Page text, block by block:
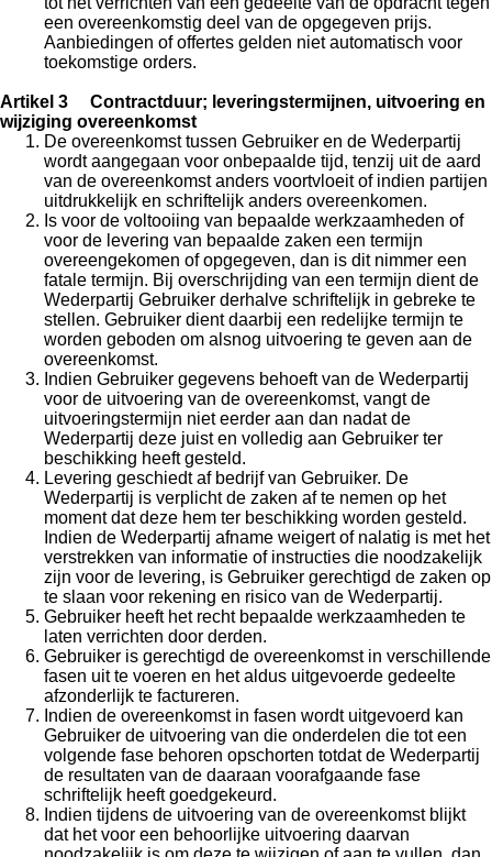
een overeenkomstig deel van de opgegeven prijs.
Aanbiedingen of offertes gelden niet automatisch voor
toekomstige orders.
Artikel 3 Contractduur; leveringstermijnen, uitvoering en
wijziging overeenkomst
De overeenkomst tussen Gebruiker en de Wederpartij
wordt aangegaan voor onbepaalde tijd, tenzij uit de aard
van de overeenkomst anders voortvloeit of indien partijen
uitdrukkelijk en schriftelijk anders overeenkomen.
Is voor de voltooiing van bepaalde werkzaamheden of
voor de levering van bepaalde zaken een termijn
overeengekomen of opgegeven, dan is dit nimmer een
fatale termijn. Bij overschrijding van een termijn dient de
Wederpartij Gebruiker derhalve schriftelijk in gebreke te
stellen. Gebruiker dient daarbij een redelijke termijn te
worden geboden om alsnog uitvoering te geven aan de
overeenkomst.
Indien Gebruiker gegevens behoeft van de Wederpartij
voor de uitvoering van de overeenkomst, vangt de
uitvoeringstermijn niet eerder aan dan nadat de
Wederpartij deze juist en volledig aan Gebruiker ter
beschikking heeft gesteld.
Levering geschiedt af bedrijf van Gebruiker. De
Wederpartij is verplicht de zaken af te nemen op het
moment dat deze hem ter beschikking worden gesteld.
Indien de Wederpartij afname weigert of nalatig is met het
verstrekken van informatie of instructies die noodzakelijk
zijn voor de levering, is Gebruiker gerechtigd de zaken op
te slaan voor rekening en risico van de Wederpartij.
Gebruiker heeft het recht bepaalde werkzaamheden te
laten verrichten door derden.
Gebruiker is gerechtigd de overeenkomst in verschillende
fasen uit te voeren en het aldus uitgevoerde gedeelte
afzonderlijk te factureren.
Indien de overeenkomst in fasen wordt uitgevoerd kan
Gebruiker de uitvoering van die onderdelen die tot een
volgende fase behoren opschorten totdat de Wederpartij
de resultaten van de daaraan voorafgaande fase
schriftelijk heeft goedgekeurd.
Indien tijdens de uitvoering van de overeenkomst blijkt
dat het voor een behoorlijke uitvoering daarvan